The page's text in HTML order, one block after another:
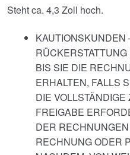
Steht ca. 4,3 Zoll hoch.
KAUTIONSKUNDEN
BIS SIE DIE
ERHALTEN, FALLS
DIE
FREIGABE
DER
RECHNUNG ODER